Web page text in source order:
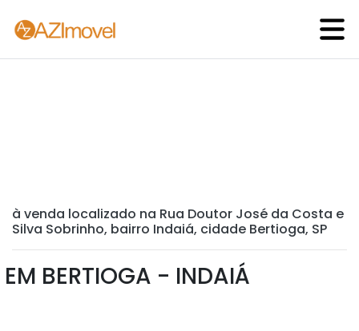
à venda localizado na Rua Doutor José da Costa e
Silva Sobrinho, bairro Indaiá, cidade Bertioga, SP
EM BERTIOGA - INDAIÁ